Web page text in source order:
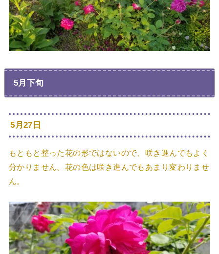
5月下旬
5月27日
もともと整った花の形ではないので、咲き進んでもよく
分かりません。花の色は咲き進んでもあまり変わりませ
ん。